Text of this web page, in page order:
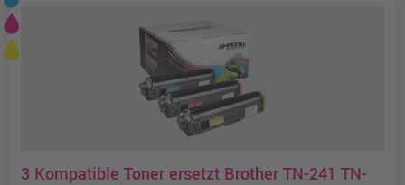
3 Kompatible Toner ersetzt Brother TN-241 TN-